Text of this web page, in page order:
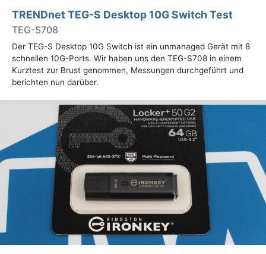
TRENDnet TEG-S Desktop 10G Switch Test
TEG-S708
Der TEG-S Desktop 10G Switch ist ein unmanaged Gerät mit 8
schnellen 10G-Ports. Wir haben uns den TEG-S708 in einem
Kurztest zur Brust genommen, Messungen durchgeführt und
berichten nun darüber.